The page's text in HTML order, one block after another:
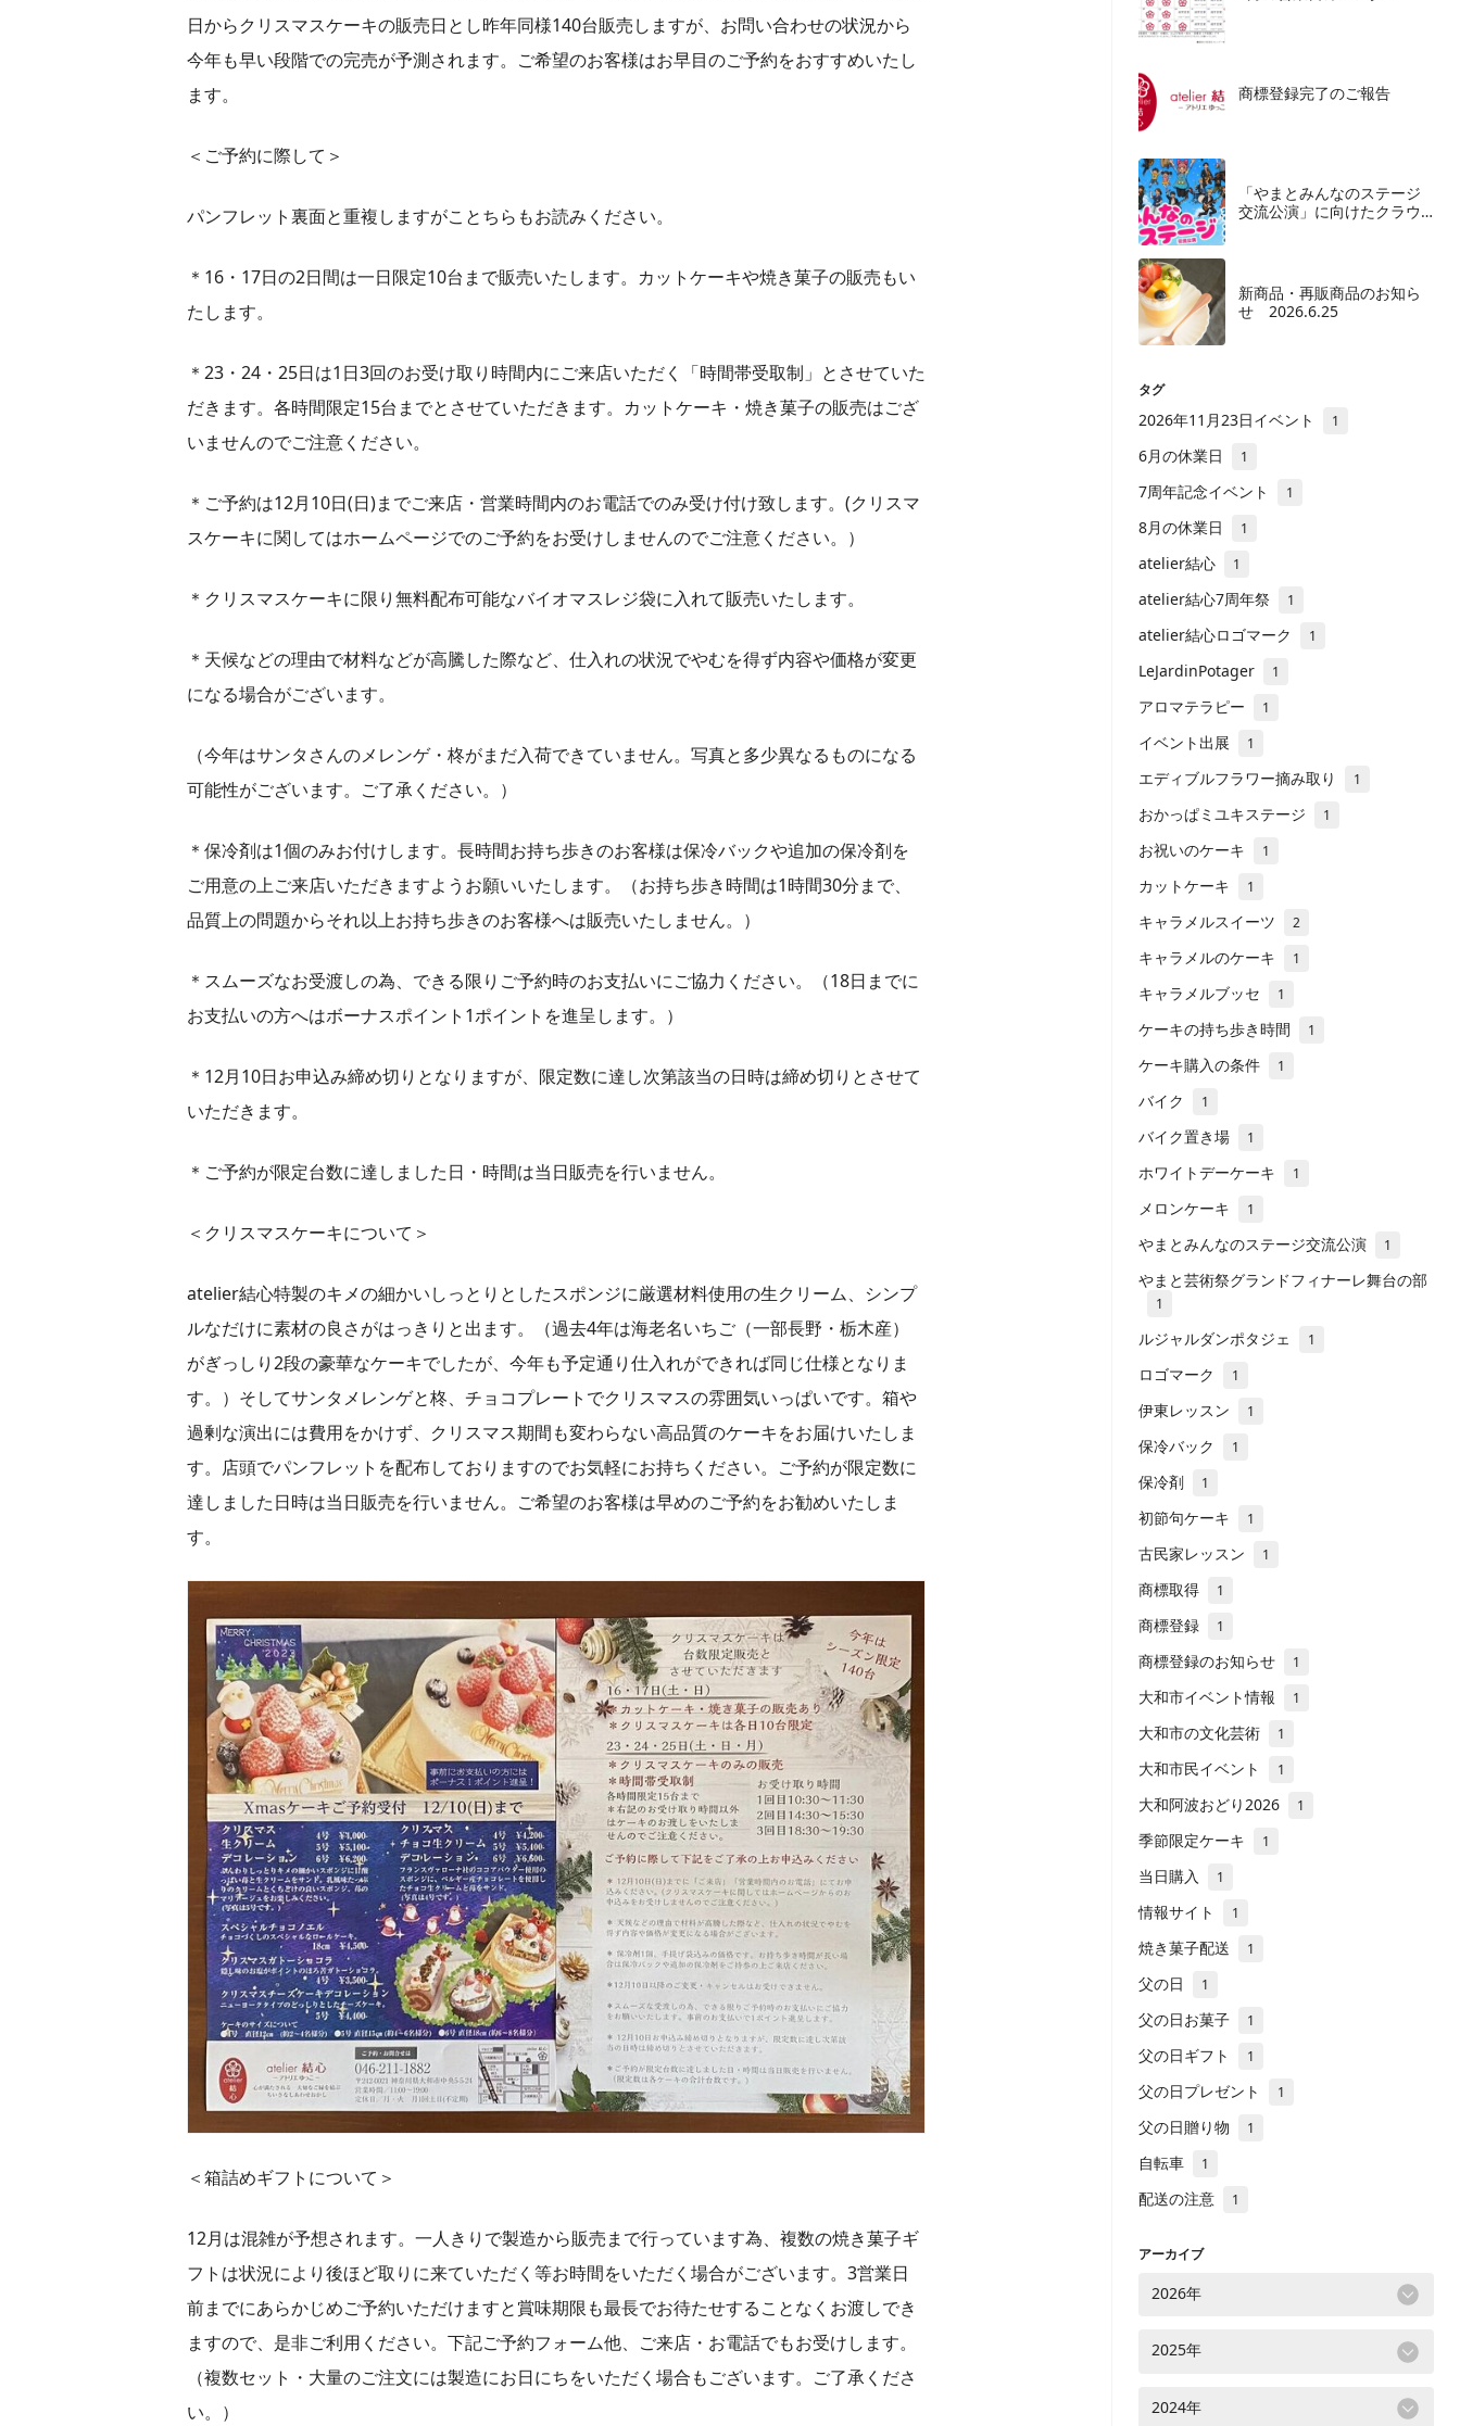
日からクリスマスケーキの販売日とし昨年同様140台販売しますが、お問い合わせの状況から
今年も早い段階での完売が予測されます。ご希望のお客様はお早目のご予約をおすすめいたし
ます。
＜ご予約に際して＞
パンフレット裏面と重複しますがことちらもお読みください。
＊16・17日の2日間は一日限定10台まで販売いたします。カットケーキや焼き菓子の販売もい
たします。
＊23・24・25日は1日3回のお受け取り時間内にご来店いただく「時間帯受取制」とさせていた
だきます。各時間限定15台までとさせていただきます。カットケーキ・焼き菓子の販売はござ
いませんのでご注意ください。
＊ご予約は12月10日(日)までご来店・営業時間内のお電話でのみ受け付け致します。(クリスマ
スケーキに関してはホームページでのご予約をお受けしませんのでご注意ください。）
＊クリスマスケーキに限り無料配布可能なバイオマスレジ袋に入れて販売いたします。
＊天候などの理由で材料などが高騰した際など、仕入れの状況でやむを得ず内容や価格が変更
になる場合がございます。
（今年はサンタさんのメレンゲ・柊がまだ入荷できていません。写真と多少異なるものになる
可能性がございます。ご了承ください。）
＊保冷剤は1個のみお付けします。長時間お持ち歩きのお客様は保冷バックや追加の保冷剤を
ご用意の上ご来店いただきますようお願いいたします。（お持ち歩き時間は1時間30分まで、
品質上の問題からそれ以上お持ち歩きのお客様へは販売いたしません。）
＊スムーズなお受渡しの為、できる限りご予約時のお支払いにご協力ください。（18日までに
お支払いの方へはボーナスポイント1ポイントを進呈します。）
＊12月10日お申込み締め切りとなりますが、限定数に達し次第該当の日時は締め切りとさせて
いただきます。
＊ご予約が限定台数に達しました日・時間は当日販売を行いません。
＜クリスマスケーキについて＞
atelier結心特製のキメの細かいしっとりとしたスポンジに厳選材料使用の生クリーム、シンプ
ルなだけに素材の良さがはっきりと出ます。（過去4年は海老名いちご（一部長野・栃木産）
がぎっしり2段の豪華なケーキでしたが、今年も予定通り仕入れができれば同じ仕様となりま
す。）そしてサンタメレンゲと柊、チョコプレートでクリスマスの雰囲気いっぱいです。箱や
過剰な演出には費用をかけず、クリスマス期間も変わらない高品質のケーキをお届けいたしま
す。店頭でパンフレットを配布しておりますのでお気軽にお持ちください。ご予約が限定数に
達しました日時は当日販売を行いません。ご希望のお客様は早めのご予約をお勧めいたしま
す。
＜箱詰めギフトについて＞
12月は混雑が予想されます。一人きりで製造から販売まで行っています為、複数の焼き菓子ギ
フトは状況により後ほど取りに来ていただく等お時間をいただく場合がございます。3営業日
前までにあらかじめご予約いただけますと賞味期限も最長でお待たせすることなくお渡しでき
ますので、是非ご利用ください。下記ご予約フォーム他、ご来店・お電話でもお受けします。
（複数セット・大量のご注文には製造にお日にちをいただく場合もございます。ご了承くださ
い。）
商標登録完了のご報告
「やまとみんなのステージ
交流公演」に向けたクラウ
新商品・再販商品のお知ら
せ 2026.6.25
タグ
2026年11月23日イベント 1
6月の休業日 1
7周年記念イベント 1
8月の休業日 1
atelier結心 1
atelier結心7周年祭 1
atelier結心ロゴマーク 1
LeJardinPotager 1
アロマテラピー 1
イベント出展 1
エディブルフラワー摘み取り 1
おかっぱミユキステージ 1
お祝いのケーキ 1
カットケーキ 1
キャラメルスイーツ 2
キャラメルのケーキ 1
キャラメルブッセ 1
ケーキの持ち歩き時間 1
ケーキ購入の条件 1
バイク 1
バイク置き場 1
ホワイトデーケーキ 1
メロンケーキ 1
やまとみんなのステージ交流公演 1
やまと芸術祭グランドフィナーレ舞台の部
1
ルジャルダンポタジェ 1
ロゴマーク 1
伊東レッスン 1
保冷バック 1
保冷剤 1
初節句ケーキ 1
古民家レッスン 1
商標取得 1
商標登録 1
商標登録のお知らせ 1
大和市イベント情報 1
大和市の文化芸術 1
大和市民イベント 1
大和阿波おどり2026 1
季節限定ケーキ 1
当日購入 1
情報サイト 1
焼き菓子配送 1
父の日 1
父の日お菓子 1
父の日ギフト 1
父の日プレゼント 1
父の日贈り物 1
自転車 1
配送の注意 1
アーカイブ
2026年
2025年
2024年